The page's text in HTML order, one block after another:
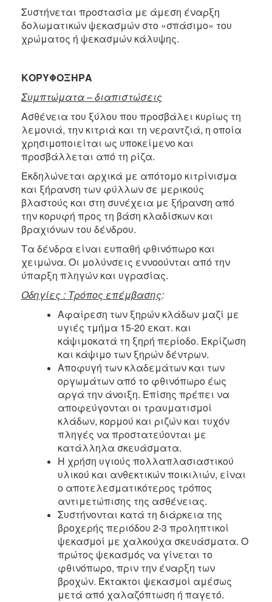
Συστήνεται προστασία με άμεση έναρξη
δολωματικών ψεκασμών στο «σπάσιμο» του
χρώματος ή ψεκασμών κάλυψης.
ΚΟΡΥΦΟΞΗΡΑ
Συμπτώματα – διαπιστώσεις
Ασθένεια του ξύλου που προσβάλει κυρίως τη
λεμονιά, την κιτριά και τη νεραντζιά, η οποία
χρησιμοποιείται ως υποκείμενο και
προσβάλλεται από τη ρίζα.
Εκδηλώνεται αρχικά με απότομο κιτρίνισμα
και ξήρανση των φύλλων σε μερικούς
βλαστούς και στη συνέχεια με ξήρανση από
την κορυφή προς τη βάση κλαδίσκων και
βραχιόνων του δένδρου.
Τα δένδρα είναι ευπαθή φθινόπωρο και
χειμώνα. Οι μολύνσεις εννοούνται από την
ύπαρξη πληγών και υγρασίας.
Οδηγίες : Τρόπος επέμβασης:
Αφαίρεση των ξηρών κλάδων μαζί με
υγιές τμήμα 15-20 εκατ. και
κάψιμοκατά τη ξηρή περίοδο. Εκρίζωση
και κάψιμο των ξηρών δέντρων.
Αποφυγή των κλαδεμάτων και των
οργωμάτων από το φθινόπωρο έως
αργά την άνοιξη. Επίσης πρέπει να
αποφεύγονται οι τραυματισμοί
κλάδων, κορμού και ριζών και τυχόν
πληγές να προστατεύονται με
κατάλληλα σκευάσματα.
Η χρήση υγιούς πολλαπλασιαστικού
υλικού και ανθεκτικών ποικιλιών, είναι
ο αποτελεσματικότερος τρόπος
αντιμετώπισης της ασθένειας.
Συστήνονται κατά τη διάρκεια της
βροχερής περιόδου 2-3 προληπτικοί
ψεκασμοί με χαλκούχα σκευάσματα. Ο
πρώτος ψεκασμός να γίνεται το
φθινόπωρο, πριν την έναρξη των
βροχών. Έκτακτοι ψεκασμοί αμέσως
μετά από χαλαζόπτωση ή παγετό.